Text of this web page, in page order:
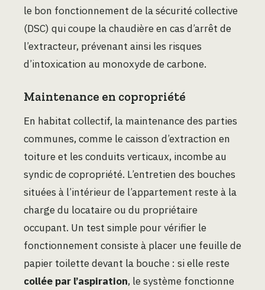
le bon fonctionnement de la sécurité collective
(DSC) qui coupe la chaudière en cas d’arrêt de
l’extracteur, prévenant ainsi les risques
d’intoxication au monoxyde de carbone.
Maintenance en copropriété
En habitat collectif, la maintenance des parties
communes, comme le caisson d’extraction en
toiture et les conduits verticaux, incombe au
syndic de copropriété. L’entretien des bouches
situées à l’intérieur de l’appartement reste à la
charge du locataire ou du propriétaire
occupant. Un test simple pour vérifier le
fonctionnement consiste à placer une feuille de
papier toilette devant la bouche : si elle reste
collée par l’aspiration, le système fonctionne